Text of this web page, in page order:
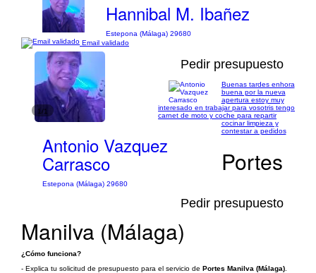
Hannibal M. Ibañez
Estepona (Málaga) 29680
Email validado
1/1
Pedir presupuesto
Antonio Vazquez
Carrasco
Estepona (Málaga) 29680
Buenas tardes enhora
buena por la nueva
apertura estoy muy
interesado en trabajar para vosotris tengo
carnet de moto y coche para repartir
cocinar limpieza y
contestar a pedidos
Pedir presupuesto
Portes
Manilva (Málaga)
¿Cómo funciona?
- Explica tu solicitud de presupuesto para el servicio de Portes Manilva (Málaga)